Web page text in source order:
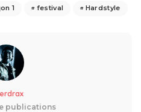
1 festival Hardstyle
publications